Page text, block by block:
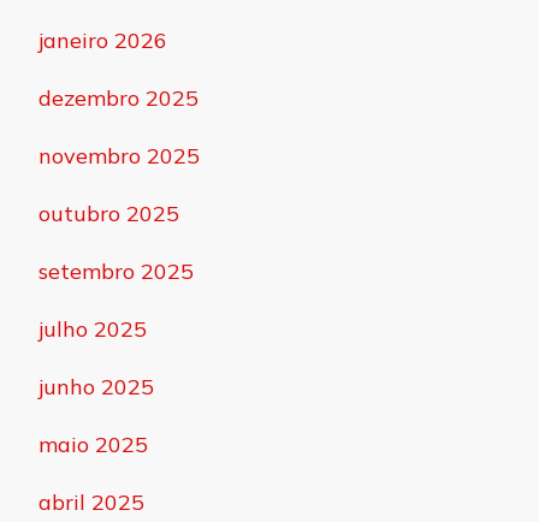
janeiro 2026
dezembro 2025
novembro 2025
outubro 2025
setembro 2025
julho 2025
junho 2025
maio 2025
abril 2025